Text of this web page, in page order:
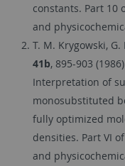
constants. Part 10
and
T. M. Krygowski,
41b, 895-903 (1986)
Interpretation of
monosubstituted
fully optimized
densities. Part VI
and